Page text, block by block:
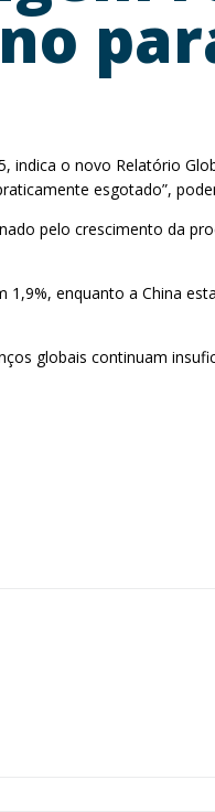
o novo Relatório
esgotado”,
pelo crescimento da
enquanto a China
globais continuam